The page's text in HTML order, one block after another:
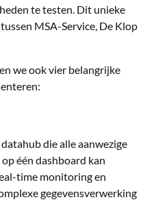
te testen. Dit unieke
MSA-Service, De Klop
we ook vier belangrijke
die alle aanwezige
één dashboard kan
time monitoring en
gegevensverwerking